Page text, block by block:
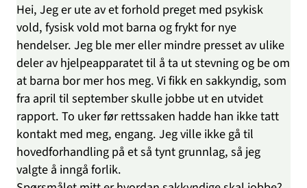
Hei, Jeg er ute av et forhold preget med psykisk
vold, fysisk vold mot barna og frykt for nye
hendelser. Jeg ble mer eller mindre presset av ulike
deler av hjelpeapparatet til å ta ut stevning og be om
at barna bor mer hos meg. Vi fikk en sakkyndig, som
fra april til september skulle jobbe ut en utvidet
rapport. To uker før rettssaken hadde han ikke tatt
kontakt med meg, engang. Jeg ville ikke gå til
hovedforhandling på et så tynt grunnlag, så jeg
valgte å inngå forlik.